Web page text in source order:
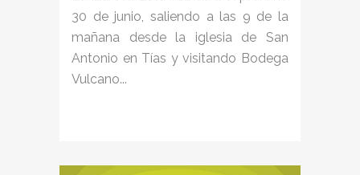
30 de junio, saliendo a las 9 de la
mañana desde la iglesia de San
Antonio en Tías y visitando Bodega
Vulcano...